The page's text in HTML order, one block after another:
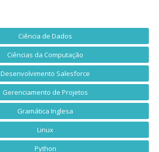
Ciência de Dados
Ciências da Computação
Desenvolvimento Salesforce
Gerenciamento de Projetos
Gramática Inglesa
Linux
Python